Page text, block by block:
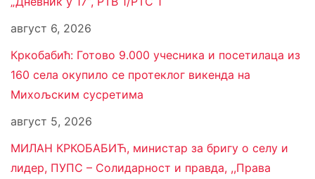
август 6, 2026
Кркобабић: Готово 9.000 учесника и посетилаца из
160 села окупило се протеклог викенда на
Михољским сусретима
август 5, 2026
МИЛАН КРКОБАБИЋ, министар за бригу о селу и
лидер, ПУПС – Солидарност и правда, ,,Права